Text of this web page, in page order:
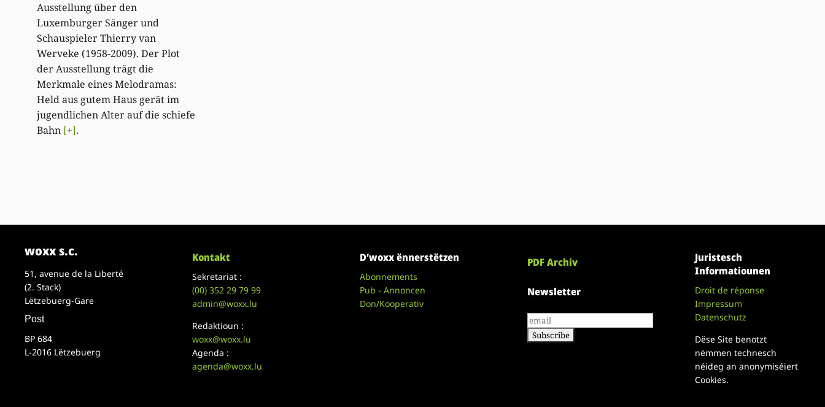
Ausstellung über den
Luxemburger Sänger und
Schauspieler Thierry van
Werveke (1958-2009). Der Plot
der Ausstellung trägt die
Merkmale eines Melodramas:
Held aus gutem Haus gerät im
jugendlichen Alter auf die schiefe
Bahn [+].
woxx s.c.
51, avenue de la Liberté
(2. Stack)
Lëtzebuerg-Gare
Post
BP 684
L-2016 Lëtzebuerg
Kontakt
Sekretariat :
(00)352 29 79 99
admin@woxx.lu
Redaktioun :
woxx@woxx.lu
Agenda :
agenda@woxx.lu
D’woxx ënnerstëtzen
Abonnements
Pub - Annoncen
Don/Kooperativ
PDF Archiv
Newsletter
Juristesch
Informatiounen
Droit de réponse
Impressum
Datenschutz
Dëse Site benotzt
nëmmen technesch
néideg an anonymiséiert
Cookies.